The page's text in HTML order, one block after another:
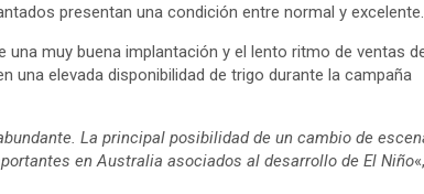
presentan una condición entre normal y excelente.
una muy buena implantación y el lento ritmo de ventas
una elevada disponibilidad de trigo durante la campaña
La principal posibilidad de un cambio de
en Australia asociados al desarrollo de El Niño«,